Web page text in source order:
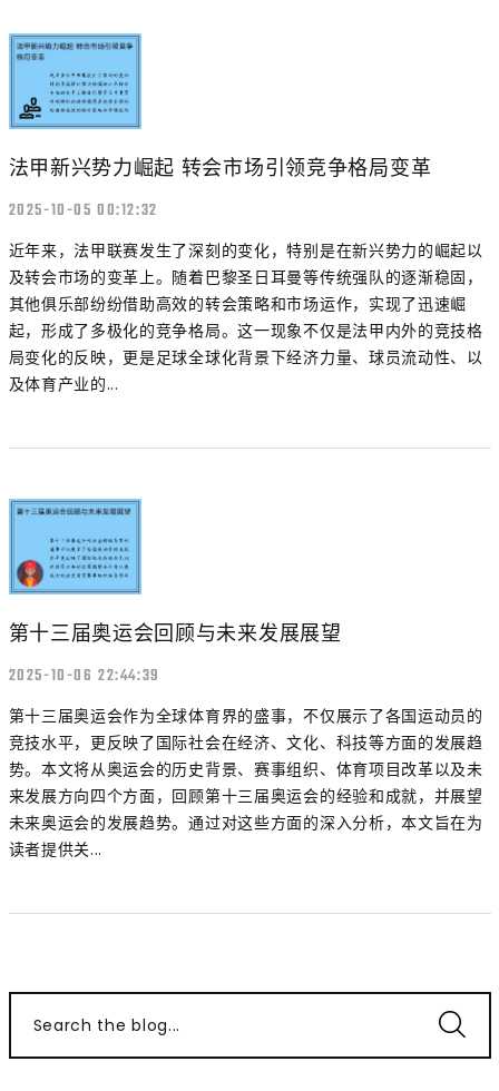
法甲新兴势力崛起 转会市场引领竞争格局变革
2025-10-05 00:12:32
近年来，法甲联赛发生了深刻的变化，特别是在新兴势力的崛起以
及转会市场的变革上。随着巴黎圣日耳曼等传统强队的逐渐稳固，
其他俱乐部纷纷借助高效的转会策略和市场运作，实现了迅速崛
起，形成了多极化的竞争格局。这一现象不仅是法甲内外的竞技格
局变化的反映，更是足球全球化背景下经济力量、球员流动性、以
及体育产业的...
第十三届奥运会回顾与未来发展展望
2025-10-06 22:44:39
第十三届奥运会作为全球体育界的盛事，不仅展示了各国运动员的
竞技水平，更反映了国际社会在经济、文化、科技等方面的发展趋
势。本文将从奥运会的历史背景、赛事组织、体育项目改革以及未
来发展方向四个方面，回顾第十三届奥运会的经验和成就，并展望
未来奥运会的发展趋势。通过对这些方面的深入分析，本文旨在为
读者提供关...
Search the blog...